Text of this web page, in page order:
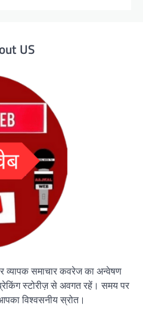
US
व्यापक समाचार कवरेज का अन्वेषण
स्टोरीज़ से अवगत रहें। समय पर
विश्वसनीय स्रोत।